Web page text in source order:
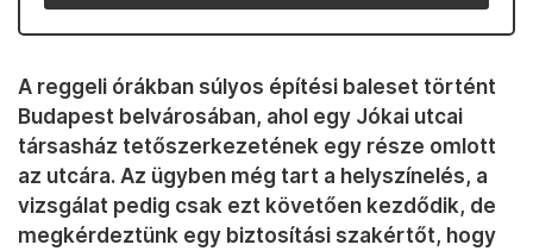
A reggeli órákban súlyos építési baleset történt
Budapest belvárosában, ahol egy Jókai utcai
társasház tetőszerkezetének egy része omlott
az utcára. Az ügyben még tart a helyszínelés, a
vizsgálat pedig csak ezt követően kezdődik, de
megkérdeztünk egy biztosítási szakértőt, hogy